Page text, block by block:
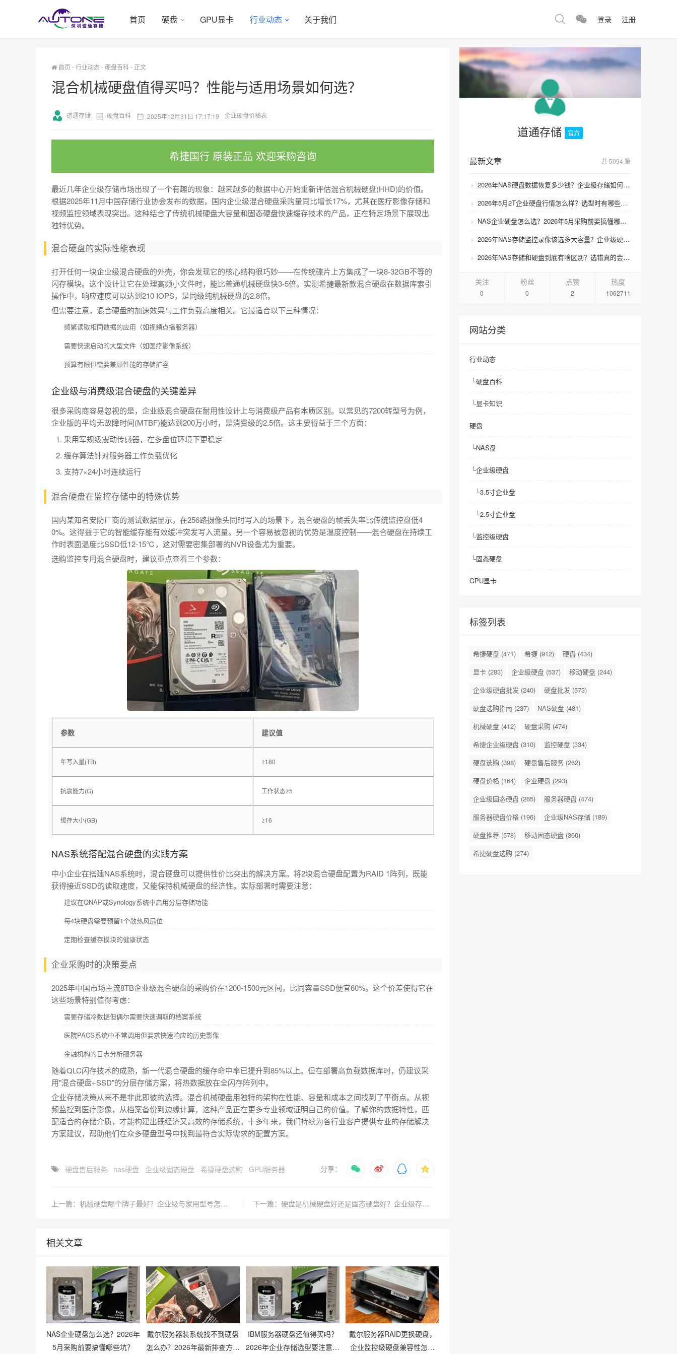
首页 硬盘 GPU显卡 行业动态 关于我们 登录 注册
首页 -行业动态-硬盘百科- 正文
混合机械硬盘值得买吗？性能与适用场景如何选？
道通存储 硬盘百科 2025年12月31日 17:17:19 企业硬盘价格表
希捷国行 原装正品 欢迎采购咨询
最近几年企业级存储市场出现了一个有趣的现象：越来越多的数据中心开始重新评估混合机械硬盘(HHD)的价值。
根据2025年11月中国存储行业协会发布的数据，国内企业级混合硬盘采购量同比增长17%，尤其在医疗影像存储和
视频监控领域表现突出。这种结合了传统机械硬盘大容量和固态硬盘快速缓存技术的产品，正在特定场景下展现出
独特优势。
混合硬盘的实际性能表现
打开任何一块企业级混合硬盘的外壳，你会发现它的核心结构很巧妙——在传统碟片上方集成了一块8-32GB不等的
闪存模块。这个设计让它在处理高频小文件时，能比普通机械硬盘快3-5倍。实测希捷最新款混合硬盘在数据库索引
操作中，响应速度可以达到210 IOPS，是同级纯机械硬盘的2.8倍。
但需要注意，混合硬盘的加速效果与工作负载高度相关。它最适合以下三种情况：
频繁读取相同数据的应用（如视频点播服务器）
需要快速启动的大型文件（如医疗影像系统）
预算有限但需要兼顾性能的存储扩容
企业级与消费级混合硬盘的关键差异
很多采购商容易忽视的是，企业级混合硬盘在耐用性设计上与消费级产品有本质区别。以常见的7200转型号为例，
企业版的平均无故障时间(MTBF)能达到200万小时，是消费级的2.5倍。这主要得益于三个方面：
采用军规级震动传感器，在多盘位环境下更稳定
缓存算法针对服务器工作负载优化
支持7×24小时连续运行
混合硬盘在监控存储中的特殊优势
国内某知名安防厂商的测试数据显示，在256路摄像头同时写入的场景下，混合硬盘的帧丢失率比传统监控盘低4
0%。这得益于它的智能缓存能有效缓冲突发写入流量。另一个容易被忽视的优势是温度控制——混合硬盘在持续工
作时表面温度比SSD低12-15℃，这对需要密集部署的NVR设备尤为重要。
选购监控专用混合硬盘时，建议重点查看三个参数：
参数 建议值
年写入量(TB) ≥180
抗震能力(G) 工作状态≥5
缓存大小(GB) ≥16
NAS系统搭配混合硬盘的实践方案
中小企业在搭建NAS系统时，混合硬盘可以提供性价比突出的解决方案。将2块混合硬盘配置为RAID 1阵列，既能
获得接近SSD的读取速度，又能保持机械硬盘的经济性。实际部署时需要注意：
建议在QNAP或Synology系统中启用分层存储功能
每4块硬盘需要预留1个散热风扇位
定期检查缓存模块的健康状态
企业采购时的决策要点
2025年中国市场主流8TB企业级混合硬盘的采购价在1200-1500元区间，比同容量SSD便宜60%。这个价差使得它在
这些场景特别值得考虑：
需要存储冷数据但偶尔需要快速调取的档案系统
医院PACS系统中不常调用但要求快速响应的历史影像
金融机构的日志分析服务器
随着QLC闪存技术的成熟，新一代混合硬盘的缓存命中率已提升到85%以上。但在部署高负载数据库时，仍建议采
用"混合硬盘+SSD"的分层存储方案，将热数据放在全闪存阵列中。
企业存储决策从来不是非此即彼的选择。混合机械硬盘用独特的架构在性能、容量和成本之间找到了平衡点。从视
频监控到医疗影像，从档案备份到边缘计算，这种产品正在更多专业领域证明自己的价值。了解你的数据特性，匹
配适合的存储介质，才能构建出既经济又高效的存储系统。十多年来，我们持续为各行业客户提供专业的存储解决
方案建议，帮助他们在众多硬盘型号中找到最符合实际需求的配置方案。
硬盘售后服务 nas硬盘 企业级固态硬盘 希捷硬盘选购 GPU服务器 分享：
上一篇：机械硬盘哪个牌子最好？企业级与家用型号怎么选？ 下一篇：硬盘是机械硬盘好还是固态硬盘好？企业级存储怎么选更靠谱？
相关文章
NAS企业硬盘怎么选？2026年
5月采购前要搞懂哪些坑？
戴尔服务器装系统找不到硬盘
怎么办？2026年最新排查方法
IBM服务器硬盘还值得买吗？
2026年企业存储选型要注意什
戴尔服务器RAID更换硬盘，
企业监控级硬盘兼容性怎么
道通存储 官方
最新文章 共 5094 篇
2026年NAS硬盘数据恢复多少钱？企业级存储如何避免数据丢失风险？
2026年5月2T企业硬盘行情怎么样？选型时有哪些避坑技巧？
NAS企业硬盘怎么选？2026年5月采购前要搞懂哪些坑？
2026年NAS存储监控录像该选多大容量？企业级硬盘怎么搭配才划算？
2026年NAS存储和硬盘到底有啥区别？选错真的会后悔吗？
关注
0
粉丝
0
点赞
2
热度
1062711
网站分类
行业动态
└硬盘百科
└显卡知识
硬盘
└NAS盘
└企业级硬盘
└3.5寸企业盘
└2.5寸企业盘
└监控级硬盘
└固态硬盘
GPU显卡
标签列表
希捷硬盘 (471) 希捷 (912) 硬盘 (434)
显卡 (283) 企业级硬盘 (537) 移动硬盘 (244)
企业级硬盘批发 (240) 硬盘批发 (573)
硬盘选购指南 (237) NAS硬盘 (481)
机械硬盘 (412) 硬盘采购 (474)
希捷企业级硬盘 (310) 监控硬盘 (334)
硬盘选购 (398) 硬盘售后服务 (262)
硬盘价格 (164) 企业硬盘 (293)
企业级固态硬盘 (265) 服务器硬盘 (474)
服务器硬盘价格 (196) 企业级NAS存储 (189)
硬盘推荐 (578) 移动固态硬盘 (360)
希捷硬盘选购 (274)